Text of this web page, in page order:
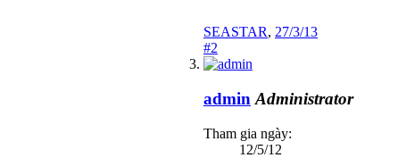
SEASTAR, 27/3/13
#2
admin Administrator
Tham gia ngày:
12/5/12